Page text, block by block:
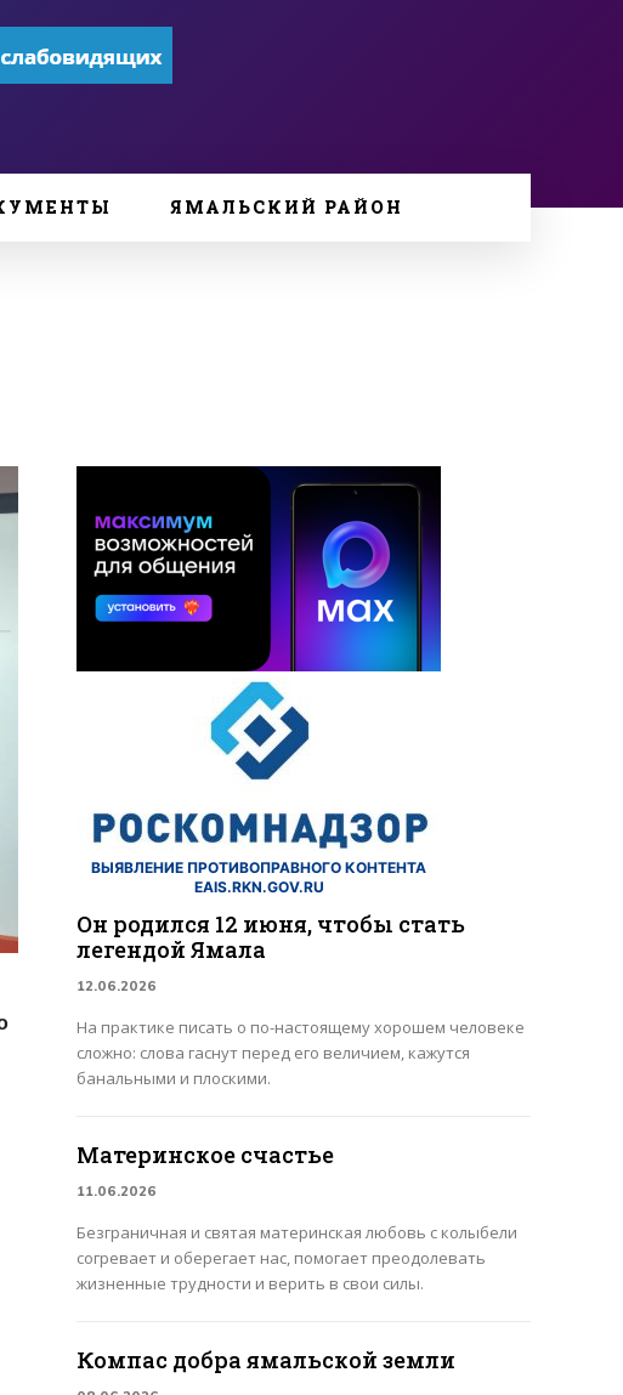
ЯМАЛЬСКИЙ РАЙОН
ВЫЯВЛЕНИЕ ПРОТИВОПРАВНОГО КОНТЕНТА
EAIS.RKN.GOV.RU
Он родился 12 июня, чтобы стать
легендой Ямала
12.06.2026
На практике писать о по-настоящему хорошем человеке
сложно: слова гаснут перед его величием, кажутся
банальными и плоскими.
Материнское счастье
11.06.2026
Безграничная и святая материнская любовь с колыбели
согревает и оберегает нас, помогает преодолевать
жизненные трудности и верить в свои силы.
Компас добра ямальской земли